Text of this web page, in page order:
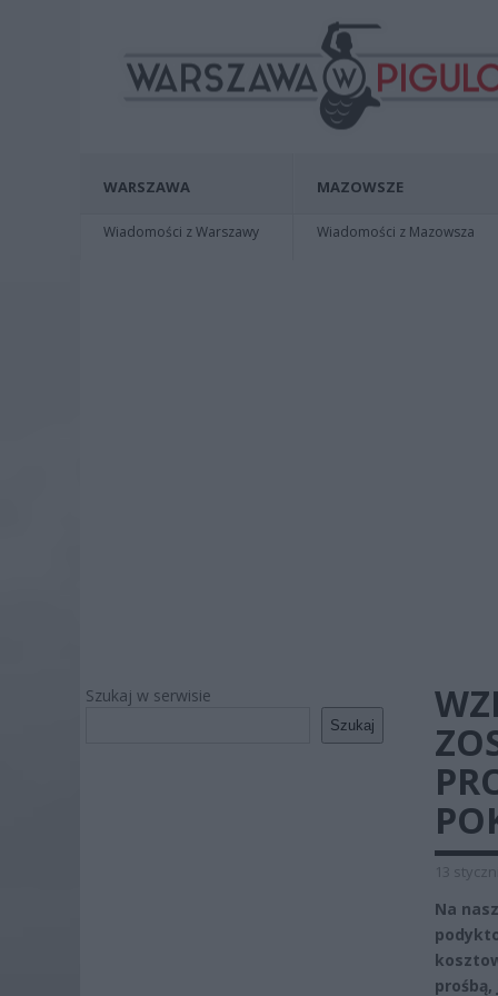
WARSZAWA
Wiadomości z Warszawy
MAZOWSZE
Wiadomości z Mazowsza
Szukaj w serwisie
Szukaj
13
Na